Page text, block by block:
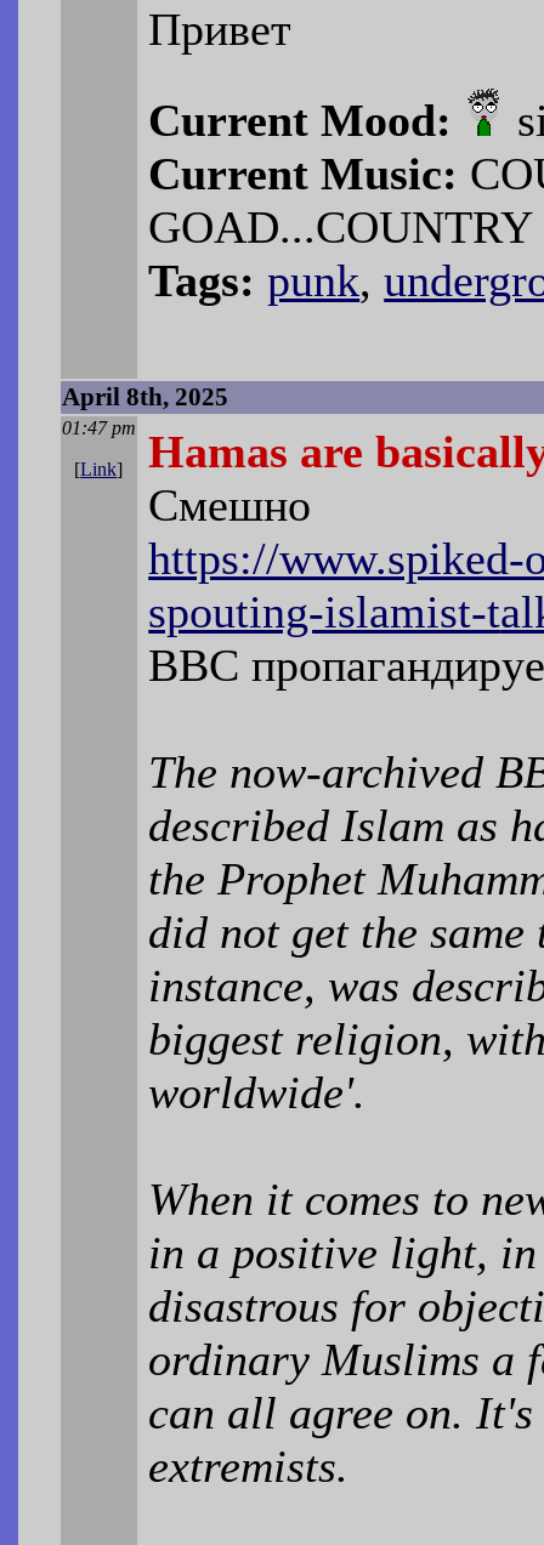
Привет
Current Mood:
Current Music:
Tags: punk,
April 8th, 2025
01:47 pm
[Link]
Hamas are
Смешно
https://www.spiked-
spouting-islamist-t
BBC
The now-archived
described Islam as
the Prophet
did not get the
instance, was
biggest religion,
worldwide'.
When it comes to
in a positive light,
disastrous for
ordinary Muslims a
can all agree on.
extremists.